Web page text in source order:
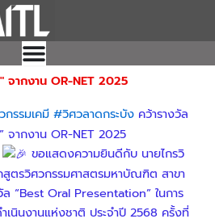
ากงาน OR-NET 2025
รรมเคมี #วิศวลาดกระบังคว้ารางวัล
จากงาน OR-NET 2025
ขอแสดงความยินดีกับ นายไกรวิ
รวิศวกรรมศาสตรมหาบัณฑิต สาขา
ล “Best Oral Presentation” ในการ
เนินงานแห่งชาติ ประจำปี 2568 ครั้งที่